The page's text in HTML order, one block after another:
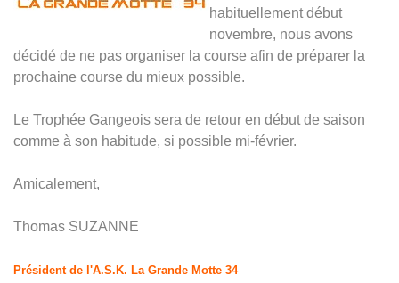
habituellement début
novembre, nous avons
décidé de ne pas organiser la course afin de préparer la
prochaine course du mieux possible.
Le Trophée Gangeois sera de retour en début de saison
comme à son habitude, si possible mi-février.
Amicalement,
Thomas SUZANNE
Président de l'A.S.K. La Grande Motte 34